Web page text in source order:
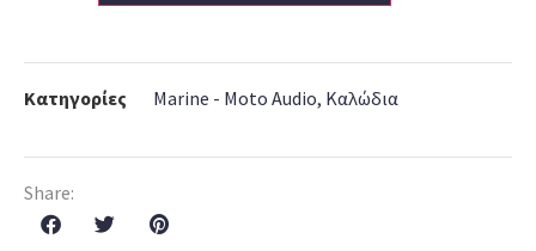
Κατηγορίες Marine - Moto Audio, Καλώδια
Share: